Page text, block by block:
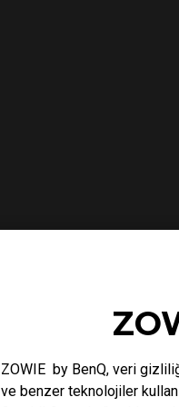
ZOWIE by BenQ, veri
ve benzer teknolojiler